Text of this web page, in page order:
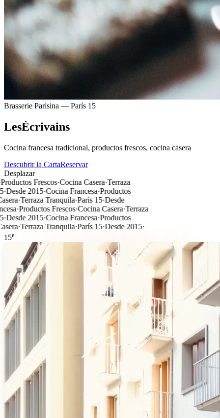
Brasserie Parisina — París 15
LesÉcrivains
Cocina francesa tradicional, productos frescos, cocina casera
Descubrir la CartaReservar
Desplazar
Frescos·Cocina Casera·Terraza
2015·Cocina Francesa·Productos
·Terraza Tranquila·París 15· Desde
·Productos Frescos·Cocina Casera·Terraza
2015·Cocina Francesa·Productos
·Terraza Tranquila·París 15· Desde 2015·
15e